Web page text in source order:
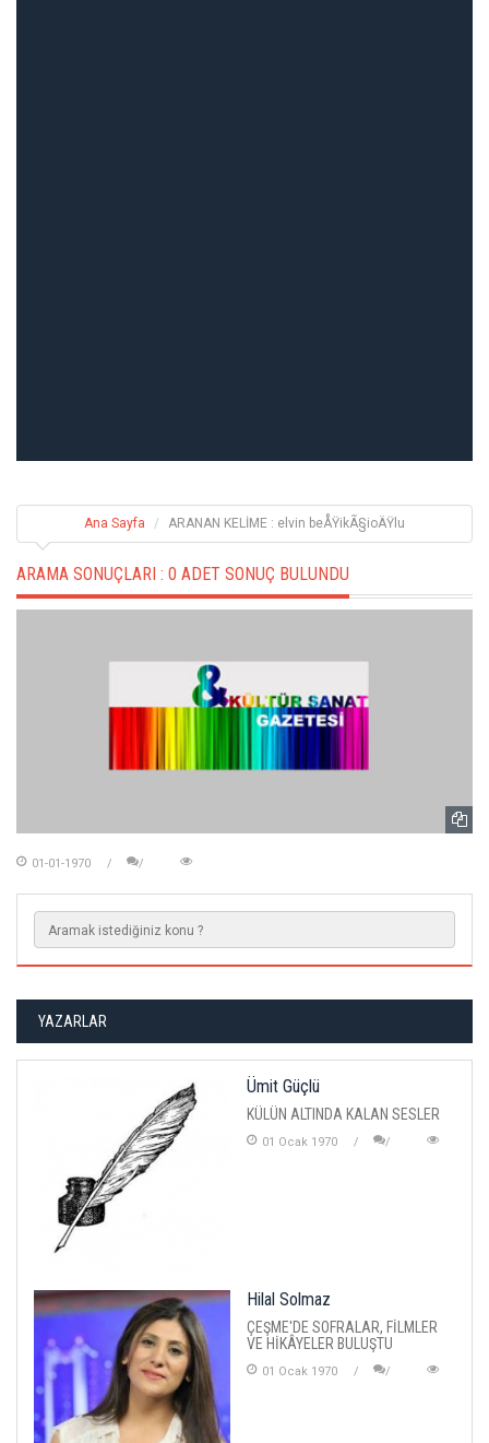
Ana Sayfa ARANAN KELİME : elvin beÅŸikÃ§ioÄŸlu
ARAMA SONUÇLARI : 0 ADET SONUÇ BULUNDU
01-01-1970
YAZARLAR
Ümit Güçlü
KÜLÜN ALTINDA KALAN SESLER
01 Ocak 1970
Hilal Solmaz
ÇEŞME'DE SOFRALAR, FİLMLER
VE HİKÂYELER BULUŞTU
01 Ocak 1970